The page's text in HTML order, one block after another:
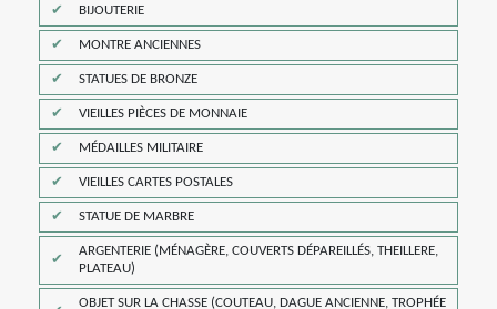
BIJOUTERIE
MONTRE ANCIENNES
STATUES DE BRONZE
VIEILLES PIÈCES DE MONNAIE
MÉDAILLES MILITAIRE
VIEILLES CARTES POSTALES
STATUE DE MARBRE
ARGENTERIE (MÉNAGÈRE, COUVERTS DÉPAREILLÉS, THEILLERE,
PLATEAU)
OBJET SUR LA CHASSE (COUTEAU, DAGUE ANCIENNE, TROPHÉE